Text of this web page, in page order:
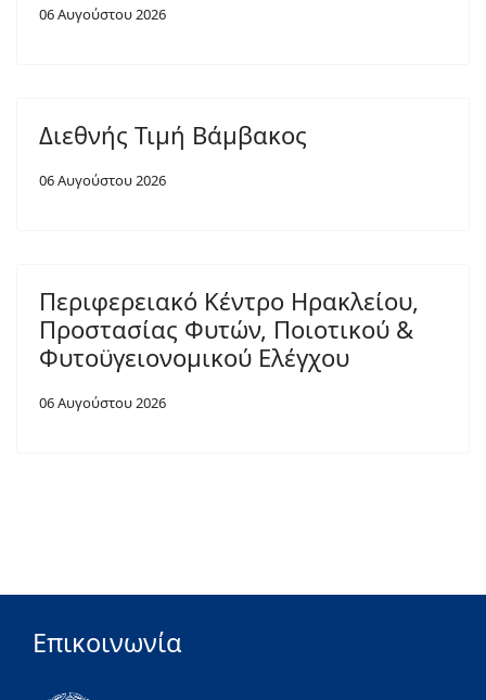
06 Αυγούστου 2026
Διεθνής Τιμή Βάμβακος
06 Αυγούστου 2026
Περιφερειακό Κέντρο Ηρακλείου,
Προστασίας Φυτών, Ποιοτικού &
Φυτοϋγειονομικού Ελέγχου
06 Αυγούστου 2026
Επικοινωνία